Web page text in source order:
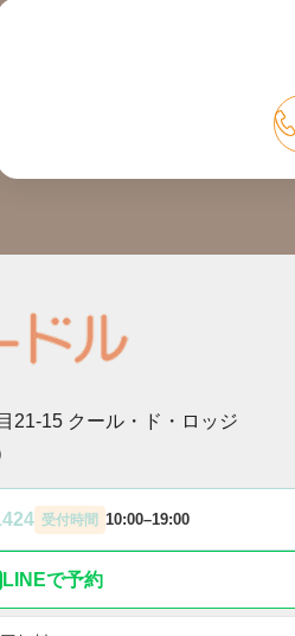
21-15 クール・ド・ロッジ
受付時間 10:00–19:00
LINEで予約